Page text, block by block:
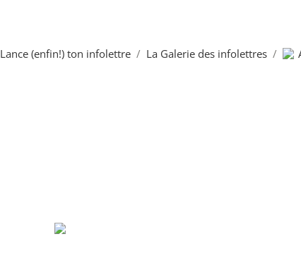
Lance (enfin!) ton infolettre / La Galerie des infolettres /